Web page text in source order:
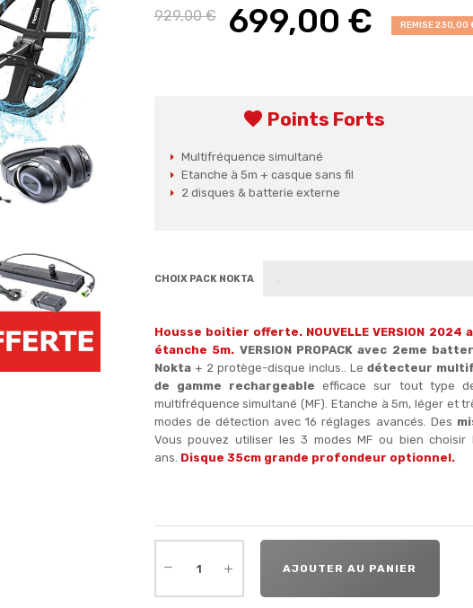
929,00 € 699,00 € REMISE 230,00
favorite Points Forts
Multifréquence simultané
Etanche à 5m + casque sans fil
2 disques & batterie externe
CHOIX PACK NOKTA
Housse boitier offerte. NOUVELLE VERSION
étanche 5m. VERSION PROPACK avec 2eme
Nokta + 2 protège-disque inclus.. Le détecteur
de gamme rechargeable efficace sur tout type
multifréquence simultané (MF). Etanche à 5m, léger et
modes de détection avec 16 réglages avancés. Des
Vous pouvez utiliser les 3 modes MF ou bien choisir
ans. Disque 35cm grande profondeur optionnel.
AJOUTER AU PANIER